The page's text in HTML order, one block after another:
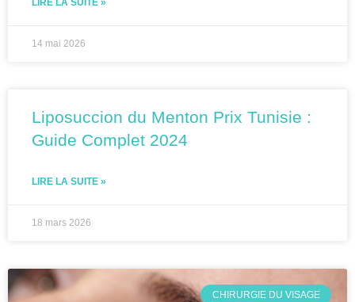
LIRE LA SUITE »
14 mai 2026
Liposuccion du Menton Prix Tunisie :
Guide Complet 2024
LIRE LA SUITE »
18 mars 2026
CHIRURGIE DU VISAGE